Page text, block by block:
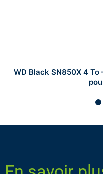
WD Black SN850X 4 To